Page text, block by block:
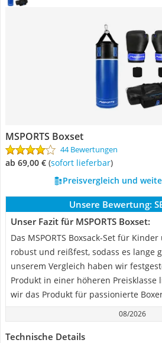
MSPORTS Boxset
44 Bewertungen
ab 69,00 € ( Sofort lieferbar)
Preisvergleich und
Unsere Bewertung:
Unser Fazit für MSPORTS Boxset:
Das MSPORTS Boxsack-Set für
robust und reißfest, sodass es lange
unserem Vergleich haben wir
Produkt in einer höheren Preisklasse
wir das Produkt für passionierte
08/2026
Technische Details